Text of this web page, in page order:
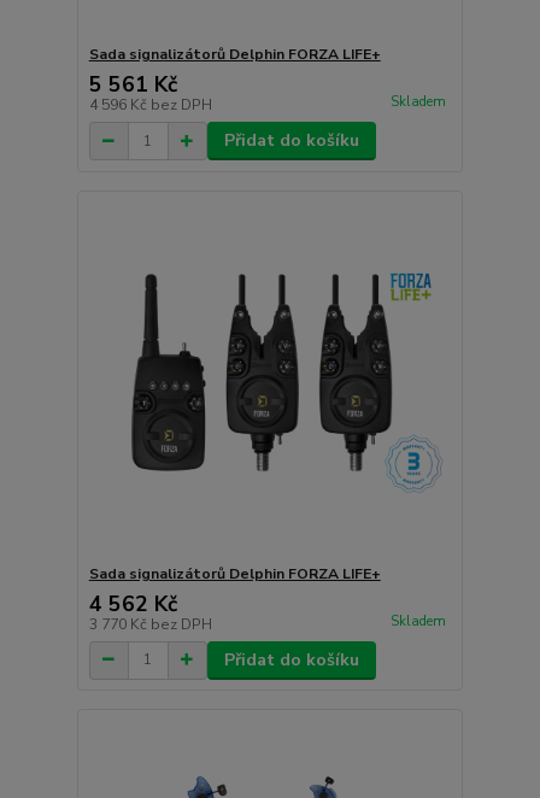
Sada signalizátorů Delphin FORZA LIFE+
5 561 Kč
4 596 Kč bez DPH Skladem
Přidat do košíku
Sada signalizátorů Delphin FORZA LIFE+
4 562 Kč
3 770 Kč bez DPH Skladem
Přidat do košíku